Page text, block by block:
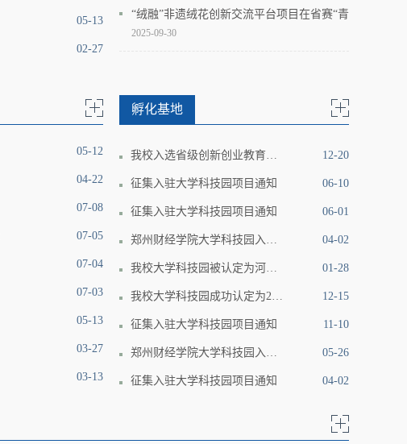
创新创业召开新学期全院工作会议
05-13
02-27
“绒融”非遗绒花创新交流平台项目在省赛“青年红色筑
2025-09-30
05-12
04-22
07-08
07-05
07-04
07-03
05-13
03-27
03-13
孵化基地
我校入选省级创新创业教育实践基地建设高校 12-20
征集入驻大学科技园项目通知 06-10
征集入驻大学科技园项目通知 06-01
郑州财经学院大学科技园入孵项目评分标准 04-02
我校大学科技园被认定为河南省大学科技园 01-28
我校大学科技园成功认定为2021年河南省小型微型企业创业创新示范基地 12-15
征集入驻大学科技园项目通知 11-10
郑州财经学院大学科技园入驻申请表 05-26
征集入驻大学科技园项目通知 04-02